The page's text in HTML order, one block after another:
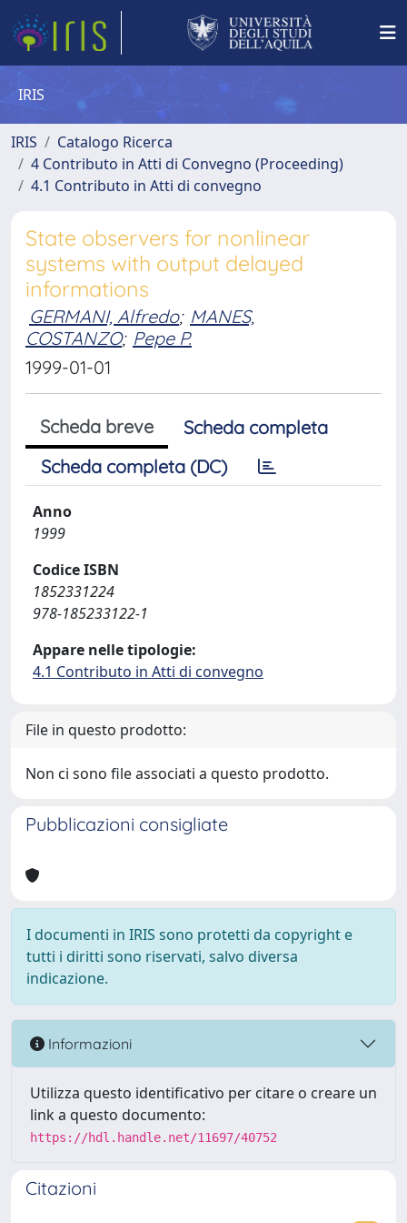
IRIS
IRIS
Catalogo Ricerca
4 Contributo in Atti di Convegno (Proceeding)
4.1 Contributo in Atti di convegno
State observers for nonlinear
systems with output delayed
informations
GERMANI, Alfredo; MANES,
COSTANZO; Pepe P.
1999-01-01
Scheda breve
Scheda completa
Scheda completa (DC)
Anno
1999
Codice ISBN
1852331224
978-185233122-1
Appare nelle tipologie:
4.1 Contributo in Atti di convegno
File in questo prodotto:
Non ci sono file associati a questo prodotto.
Pubblicazioni consigliate
I documenti in IRIS sono protetti da copyright e
tutti i diritti sono riservati, salvo diversa
indicazione.
Informazioni
Utilizza questo identificativo per citare o creare un
link a questo documento:
https://hdl.handle.net/11697/40752
Citazioni